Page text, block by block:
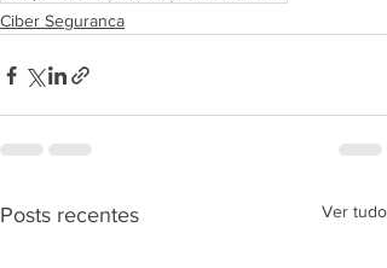
Ciber Seguranca
Posts recentes Ver tudo